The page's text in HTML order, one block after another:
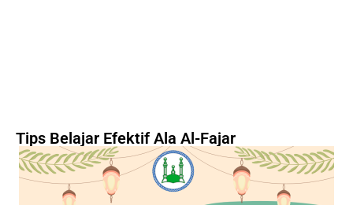
Tips Belajar Efektif Ala Al-Fajar